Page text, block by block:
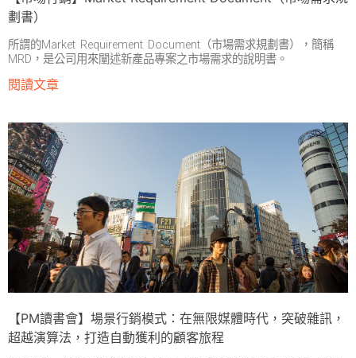
劃書）
所謂的Market Requirement Document（市場需求規劃書），簡稱
MRD，是公司用來闡述新產品專案之市場需求的說明書。
閱讀文章
【PM讀書會】場景行銷模式：在無限媒體時代，突破雜訊，
超越演算法，打造自動獲利的顧客旅程